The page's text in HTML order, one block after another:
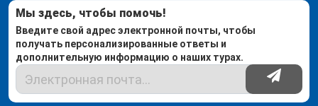
Мы здесь, чтобы помочь!
Введите свой адрес электронной почты, чтобы
получать персонализированные ответы и
дополнительную информацию о наших турах.